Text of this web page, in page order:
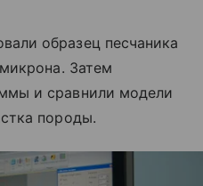
образец песчаника
Затем
и сравнили модели
породы.